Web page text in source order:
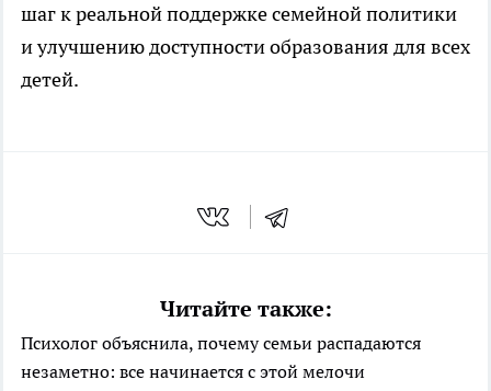
шаг к реальной поддержке семейной политики
и улучшению доступности образования для всех
детей.
Читайте также:
Психолог объяснила, почему семьи распадаются
незаметно: все начинается с этой мелочи